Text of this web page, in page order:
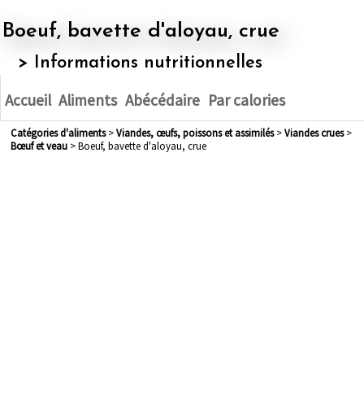
Boeuf, bavette d'aloyau, crue
> Informations nutritionnelles
Accueil Aliments Abécédaire Par calories
Catégories d'aliments> viandes, œufs, poissons et assimilés> viandes crues>
bœuf et veau> Boeuf, bavette d'aloyau, crue